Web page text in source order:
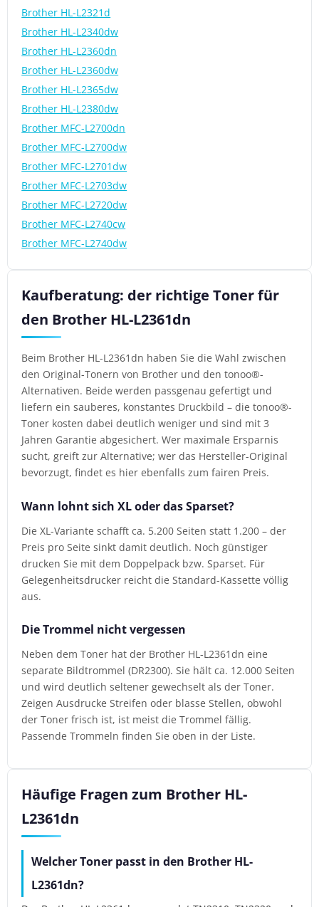
Brother HL-L2321d
Brother HL-L2340dw
Brother HL-L2360dn
Brother HL-L2360dw
Brother HL-L2365dw
Brother HL-L2380dw
Brother MFC-L2700dn
Brother MFC-L2700dw
Brother MFC-L2701dw
Brother MFC-L2703dw
Brother MFC-L2720dw
Brother MFC-L2740cw
Brother MFC-L2740dw
Kaufberatung: der richtige Toner für
den Brother HL-L2361dn
Beim Brother HL-L2361dn haben Sie die Wahl zwischen
den Original-Tonern von Brother und den tonoo®-
Alternativen. Beide werden passgenau gefertigt und
liefern ein sauberes, konstantes Druckbild – die tonoo®-
Toner kosten dabei deutlich weniger und sind mit 3
Jahren Garantie abgesichert. Wer maximale Ersparnis
sucht, greift zur Alternative; wer das Hersteller-Original
bevorzugt, findet es hier ebenfalls zum fairen Preis.
Wann lohnt sich XL oder das Sparset?
Die XL-Variante schafft ca. 5.200 Seiten statt 1.200 – der
Preis pro Seite sinkt damit deutlich. Noch günstiger
drucken Sie mit dem Doppelpack bzw. Sparset. Für
Gelegenheitsdrucker reicht die Standard-Kassette völlig
aus.
Die Trommel nicht vergessen
Neben dem Toner hat der Brother HL-L2361dn eine
separate Bildtrommel (DR2300). Sie hält ca. 12.000 Seiten
und wird deutlich seltener gewechselt als der Toner.
Zeigen Ausdrucke Streifen oder blasse Stellen, obwohl
der Toner frisch ist, ist meist die Trommel fällig.
Passende Trommeln finden Sie oben in der Liste.
Häufige Fragen zum Brother HL-
L2361dn
Welcher Toner passt in den Brother HL-
L2361dn?